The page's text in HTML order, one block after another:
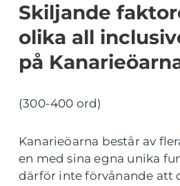
Skiljande
olika all
på
(300-400 ord)
Kanarieöarna består av
en med sina egna unika
därför inte förvånande att